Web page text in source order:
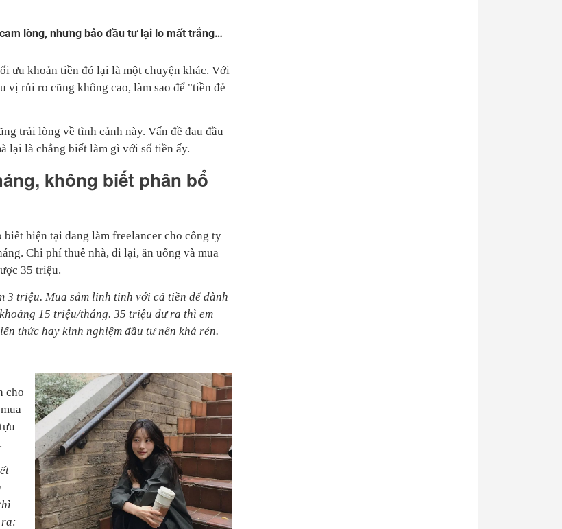
lòng, nhưng bảo đầu tư lại lo mất trắng…
ưu khoản tiền đó lại là một chuyện khác. Với
vị rủi ro cũng không cao, làm sao để "tiền đẻ
trải lòng về tình cảnh này. Vấn đề đau đầu
lại là chẳng biết làm gì với số tiền ấy.
không biết phân bổ
hiện tại đang làm freelancer cho công ty
Chi phí thuê nhà, đi lại, ăn uống và mua
35 triệu.
3 triệu. Mua sắm linh tinh với cả tiền để dành
15 triệu/tháng. 35 triệu dư ra thì em
thức hay kinh nghiệm đầu tư nên khá rén.
cho
.
ra: